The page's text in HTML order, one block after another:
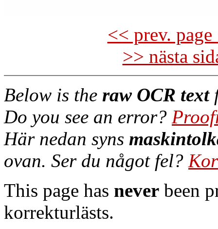
<< prev.
>> nästa
Below is the raw OCR text
Do you see an error?
Här nedan syns
ovan. Ser du något fel?
This page has never been
korrekturlästs.